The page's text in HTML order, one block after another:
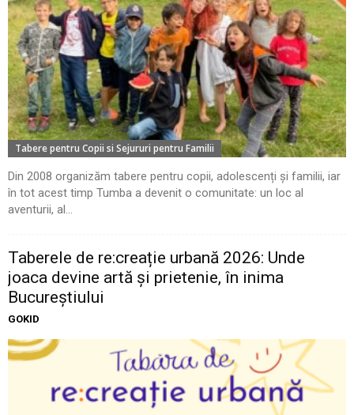
Tabere pentru Copii si Sejururi pentru Familii
Din 2008 organizăm tabere pentru copii, adolescenți și familii, iar
în tot acest timp Tumba a devenit o comunitate: un loc al
aventurii, al...
Taberele de re:creație urbană 2026: Unde
joaca devine artă și prietenie, în inima
Bucureștiului
GOKID